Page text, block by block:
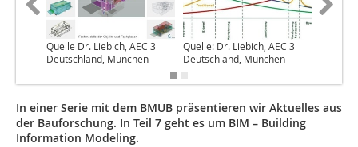
Quelle Dr. Liebich, AEC 3
Deutschland, München
Quelle: Dr. Liebich, AEC 3
Deutschland, München
In einer Serie mit dem BMUB präsentieren wir Aktuelles aus
der Bauforschung. In Teil 7 geht es um BIM – Building
Information Modeling.